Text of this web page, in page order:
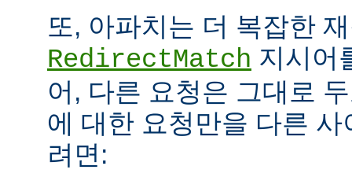
또, 아파치는 더 복잡한
RedirectMatch 지시어
어, 다른 요청은 그대로
에 대한 요청만을 다른
려면: